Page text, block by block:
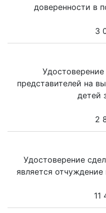
доверенности в
3
Удостоверение
представителей на
детей
2
Удостоверение
является
11